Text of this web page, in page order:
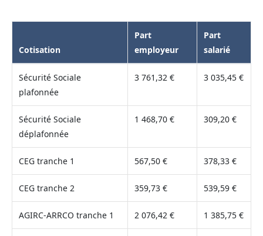
Cotisation
Part
employeur
Part
salarié
Sécurité Sociale
plafonnée
3 761,32 € 3 035,45 €
Sécurité Sociale
déplafonnée
1 468,70 € 309,20 €
CEG tranche 1 567,50 € 378,33 €
CEG tranche 2 359,73 € 539,59 €
AGIRC-ARRCO tranche 1 2 076,42 € 1 385,75 €